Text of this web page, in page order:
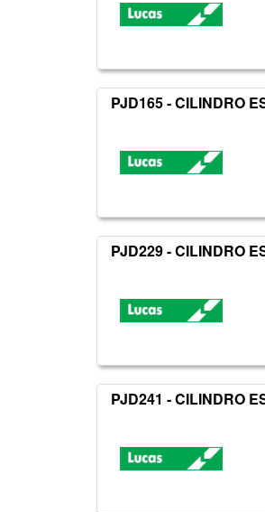
PJD165 - CILINDRO
PJD229 - CILINDRO
PJD241 - CILINDRO